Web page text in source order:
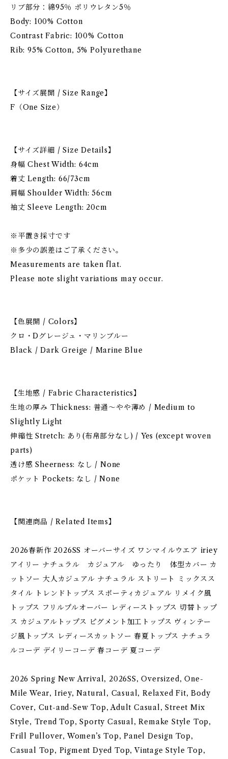
リブ部分：綿95％ ポリウレタン5％
Body: 100% Cotton
Contrast Fabric: 100% Cotton
Rib: 95% Cotton, 5% Polyurethane
【サイズ展開 / Size Range】
F（One Size）
【サイズ詳細 / Size Details】
身幅 Chest Width: 64cm
着丈 Length: 66/73cm
肩幅 Shoulder Width: 56cm
袖丈 Sleeve Length: 20cm
※平置き採寸です
※多少の誤差はご了承ください。
Measurements are taken flat.
Please note slight variations may occur.
【色展開 / Colors】
クロ・Dグレージュ・マリンブルー
Black / Dark Greige / Marine Blue
【生地感 / Fabric Characteristics】
生地の厚み Thickness: 普通〜やや薄め / Medium to
Slightly Light
伸縮性 Stretch: あり(布帛部分なし) / Yes (except woven
parts)
透け感 Sheerness: なし / None
ポケット Pockets: なし / None
【関連商品 / Related Items】
2026春新作 2026SS オーバーサイズ ワンマイルウエア iriey
アイリー ナチュラル カジュアル ゆったり 体型カバー カ
ットソー 大人カジュアル ナチュラル ストリート ミックスス
タイル トレンドトップス スポーティカジュアル リメイク風
トップス フリルプルオーバー レディーストップス 切替トップ
ス カジュアルトップス ピグメント加工トップス ヴィンテー
ジ風トップス レディースカットソー 春夏トップス ナチュラ
ルコーデ デイリーコーデ 春コーデ 夏コーデ
2026 Spring New Arrival, 2026SS, Oversized, One-
Mile Wear, Iriey, Natural, Casual, Relaxed Fit, Body
Cover, Cut-and-Sew Top, Adult Casual, Street Mix
Style, Trend Top, Sporty Casual, Remake Style Top,
Frill Pullover, Women’s Top, Panel Design Top,
Casual Top, Pigment Dyed Top, Vintage Style Top,